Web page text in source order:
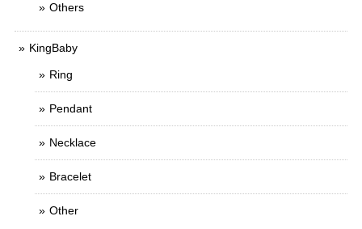
Others
KingBaby
Ring
Pendant
Necklace
Bracelet
Other